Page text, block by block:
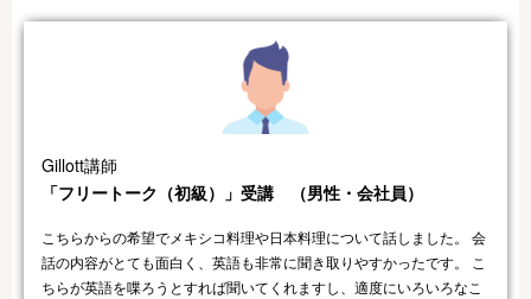
Gillott講師
「フリートーク（初級）」受講 （男性・会社員）​
こちらからの希望でメキシコ料理や日本料理について話しました。 会
話の内容がとても面白く、英語も非常に聞き取りやすかったです。 こ
ちらが英語を喋ろうとすれば聞いてくれますし、適度にいろいろなこ